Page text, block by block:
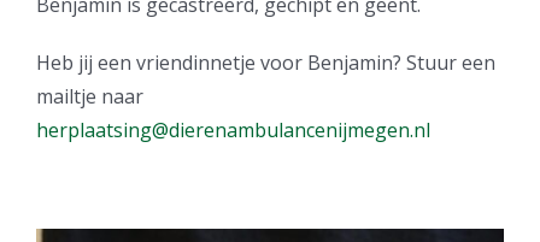
Heb jij een vriendinnetje voor Benjamin? Stuur een
mailtje naar
herplaatsing@dierenambulancenijmegen.nl